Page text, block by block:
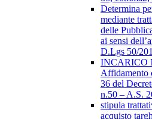
Determina
mediante
delle
ai sensi
D.Lgs 50/
INCARICO
Affidamento
36 del
n.50 – A.S.
stipula
acquisto